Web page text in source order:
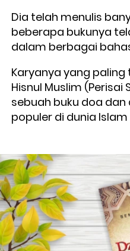
Dia telah menulis
beberapa bukunya
dalam berbagai
Karyanya yang
Hisnul Muslim (Perisai
sebuah buku doa dan
populer di dunia